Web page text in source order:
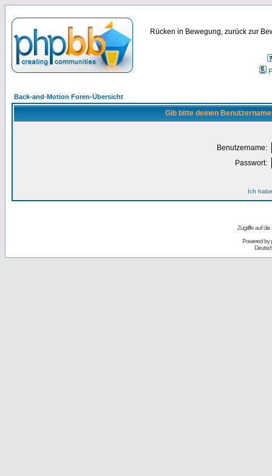
Rücken in Bewegung, zurück zur
Back-and-Motion Foren-Übersicht
Gib bitte deinen
Benutzername:
Passwort:
Ich
Zugriffe auf
Powered by